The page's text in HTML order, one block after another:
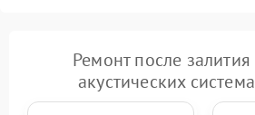
Ремонт после
акустических